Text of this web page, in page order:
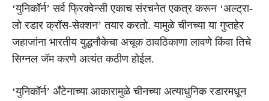
‘युनिकॉर्न’ सर्व फ्रिक्वेन्सी एकाच संरचनेत एकत्र करून ‘अल्ट्रा-
लो रडार क्रॉस-सेक्शन’ तयार करतो. यामुळे चीनच्या या गुप्तहेर
जहाजांना भारतीय युद्धनौकेचा अचूक ठावठिकाणा लावणे किंवा तिचे
सिग्नल जॅम करणे अत्यंत कठीण होईल.
‘युनिकॉर्न’ अँटेनाच्या आकारामुळे चीनच्या अत्याधुनिक रडारमधून